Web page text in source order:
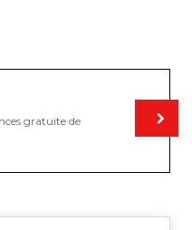
gratuite de